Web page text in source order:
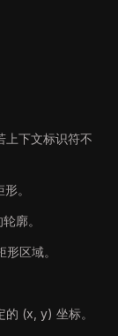
上下文标识符不
。
廓。
形区域。
的 (x, y) 坐标。